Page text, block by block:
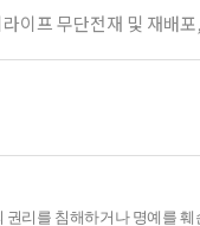
이프 무단전재 및 재배포